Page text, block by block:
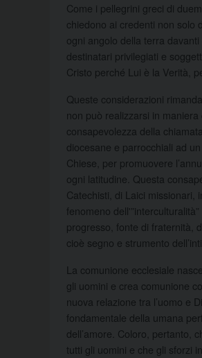
Come i pellegrini greci di
chiedono ai credenti non solo
ogni angolo della terra
destinatari privilegiati e
Cristo perché Lui è la Verità,
Queste considerazioni
non può realizzarsi in
consapevolezza della
diocesane e parrocchiali ad
Chiese, per promuovere
ogni latitudine. Questa
Catechisti, di Laici missionari,
fenomeno
progresso, fonte di fraternità,
cioè segno e strumento
La comunione ecclesiale
gli uomini e crea comunione
nuova relazione tra l’uomo e
fondamentale della umana
dell’amore. Coloro, pertanto,
tutti gli uomini e che gli sforzi